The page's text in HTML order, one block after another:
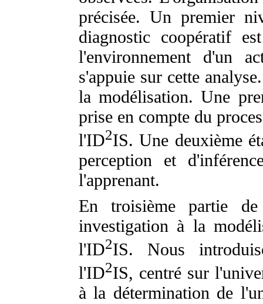
précisée. Un premier
diagnostic coopératif
l'environnement d'un
s'appuie sur cette
la modélisation. Une
prise en compte du
l'ID2IS. Une deuxième
perception et
l'apprenant.
En troisième partie
investigation à la
l'ID2IS. Nous
l'ID2IS, centré sur
à la détermination de